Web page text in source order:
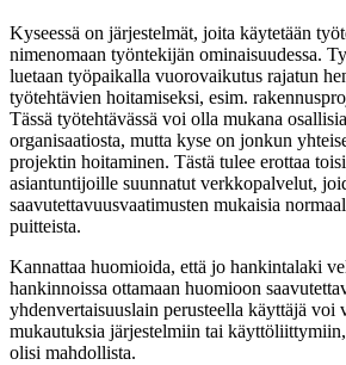
Kyseessä on järjestelmät, joita käytetään
nimenomaan työntekijän ominaisuudessa.
luetaan työpaikalla vuorovaikutus rajatun
työtehtävien hoitamiseksi, esim.
Tässä työtehtävässä voi olla mukana
organisaatiosta, mutta kyse on jonkun
projektin hoitaminen. Tästä tulee erottaa
asiantuntijoille suunnatut verkkopalvelut,
saavutettavuusvaatimusten mukaisia
puitteista.
Kannattaa huomioida, että jo hankintalaki
hankinnoissa ottamaan huomioon
yhdenvertaisuuslain perusteella käyttäjä voi
mukautuksia järjestelmiin tai
olisi mahdollista.